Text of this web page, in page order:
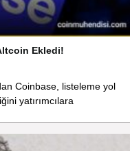
Ekledi!
Coinbase, listeleme yol
yatırımcılara